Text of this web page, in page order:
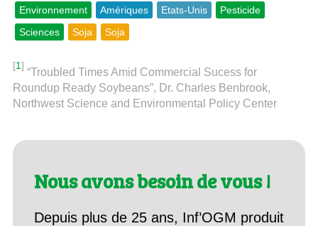
Environnement Amériques Etats-Unis
Pesticide
Sciences
Soja Soja
[1]
“Troubled Times Amid Commercial Sucess for
Roundup Ready Soybeans”, Dr. Charles Benbrook,
Northwest Science and Environmental Policy Center
Nous avons besoin de vous !
Depuis plus de 25 ans, Inf’OGM produit